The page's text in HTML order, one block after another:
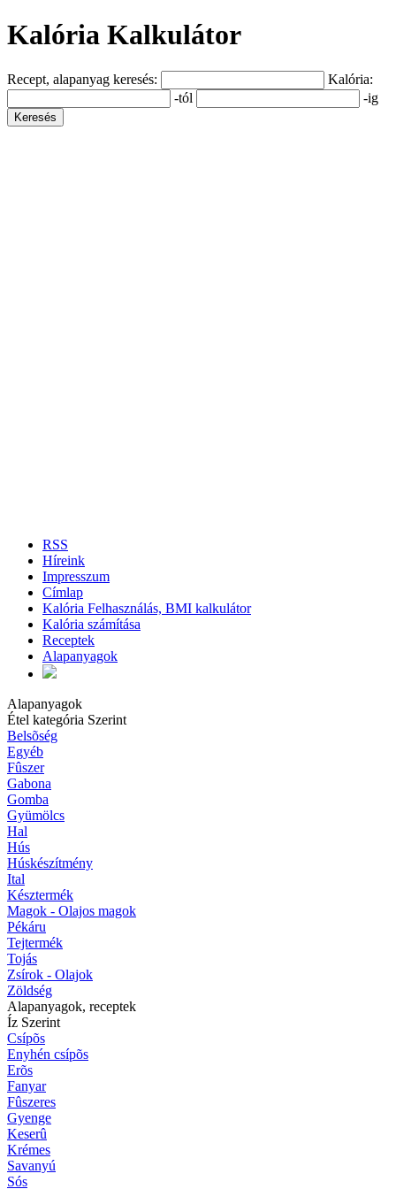
Kalória Kalkulátor
Recept, alapanyag keresés:
Kalória:
-tól
-ig
RSS
Híreink
Impresszum
Címlap
Kalória Felhasználás, BMI kalkulátor
Kalória számítása
Receptek
Alapanyagok
Alapanyagok
Étel kategória Szerint
Belsõség
Egyéb
Fûszer
Gabona
Gomba
Gyümölcs
Hal
Hús
Húskészítmény
Ital
Késztermék
Magok - Olajos magok
Pékáru
Tejtermék
Tojás
Zsírok - Olajok
Zöldség
Alapanyagok, receptek
Íz Szerint
Csípõs
Enyhén csípõs
Erõs
Fanyar
Fûszeres
Gyenge
Keserû
Krémes
Savanyú
Sós